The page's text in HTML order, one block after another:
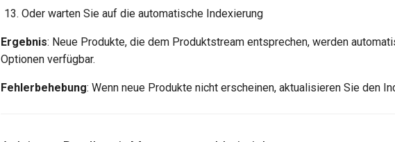
Oder warten Sie auf die automatische Indexierung
Ergebnis: Neue Produkte, die dem Produktstream entsprechen, werden
Optionen verfügbar.
Fehlerbehebung: Wenn neue Produkte nicht erscheinen, aktualisieren Sie den